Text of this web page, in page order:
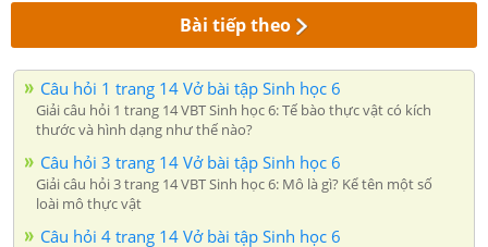
Bài tiếp theo
Câu hỏi 1 trang 14 Vở bài tập Sinh học 6
Giải câu hỏi 1 trang 14 VBT Sinh học 6: Tế bào thực vật có kích
thước và hình dạng như thế nào?
Câu hỏi 3 trang 14 Vở bài tập Sinh học 6
Giải câu hỏi 3 trang 14 VBT Sinh học 6: Mô là gì? Kể tên một số
loài mô thực vật
Câu hỏi 4 trang 14 Vở bài tập Sinh học 6